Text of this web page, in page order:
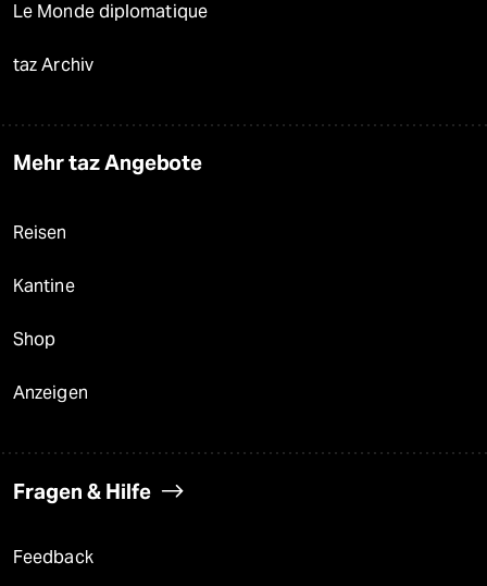
Le Monde diplomatique
taz Archiv
Mehr taz Angebote
Reisen
Kantine
Shop
Anzeigen
Fragen & Hilfe
Feedback